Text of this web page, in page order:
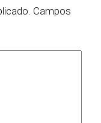
Campos